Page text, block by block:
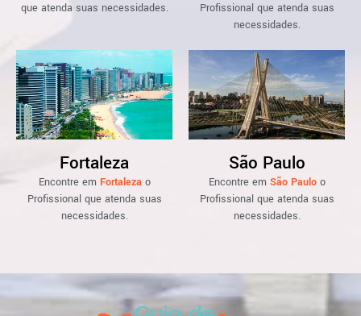
que atenda suas necessidades.
Profissional que atenda suas
necessidades.
Fortaleza
Encontre em Fortalezao
Profissional que atenda suas
necessidades.
São Paulo
Encontre em São Pauloo
Profissional que atenda suas
necessidades.